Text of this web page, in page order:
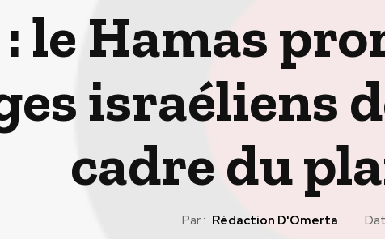
: le Hamas
israéliens
cadre du
Par : Rédaction D'Omerta